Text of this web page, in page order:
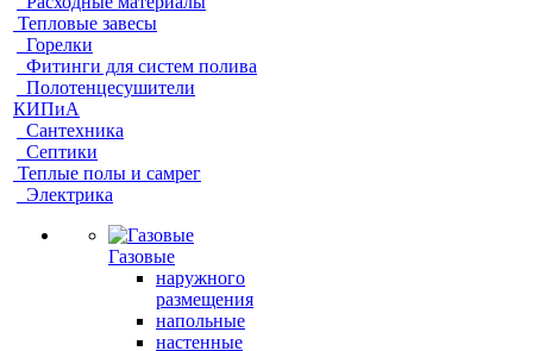
Тепловые завесы
Горелки
Фитинги для систем полива
Полотенцесушители
КИПиА
Сантехника
Септики
Теплые полы и самрег
Электрика
Газовые
наружного
размещения
напольные
настенные